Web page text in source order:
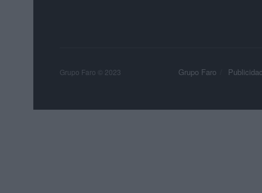
Grupo Faro Publicidad
Grupo Faro © 2023